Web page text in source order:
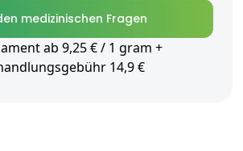
medizinischen Fragen
ab 9,25 € / 1 gram +
14,9 €